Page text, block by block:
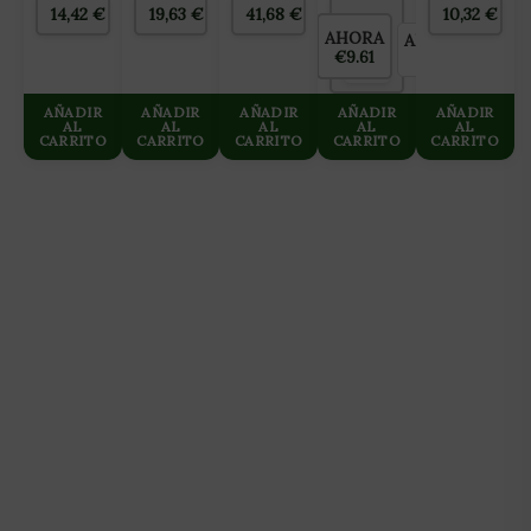
(ARCILLA
14,42 €
AÑADIR
AL
CARRITO
105L
19,63 €
AÑADIR
AL
CARRITO
41,68€
AÑADIR
AL
CARRITO
AHORA
€9.61
AHORRAS
AÑADIR
AL
CARRITO
10,32 €
AÑADIR
AL
CARRITO